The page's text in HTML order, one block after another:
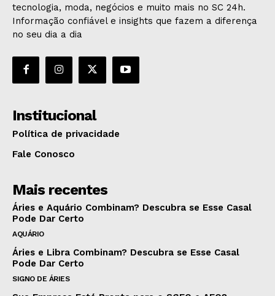
tecnologia, moda, negócios e muito mais no SC 24h.
Informação confiável e insights que fazem a diferença
no seu dia a dia
Institucional
Política de privacidade
Fale Conosco
Mais recentes
Áries e Aquário Combinam? Descubra se Esse Casal
Pode Dar Certo
AQUÁRIO
Áries e Libra Combinam? Descubra se Esse Casal
Pode Dar Certo
SIGNO DE ÁRIES